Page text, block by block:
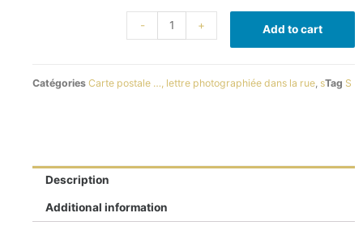
- + Add to cart
Catégories Carte postale …, lettre photographiée dans la rue sTag S
Description
Additional information